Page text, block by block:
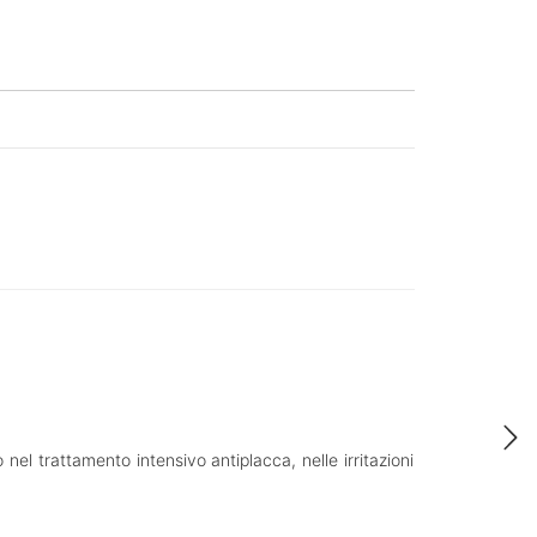
trattamento intensivo antiplacca, nelle irritazioni